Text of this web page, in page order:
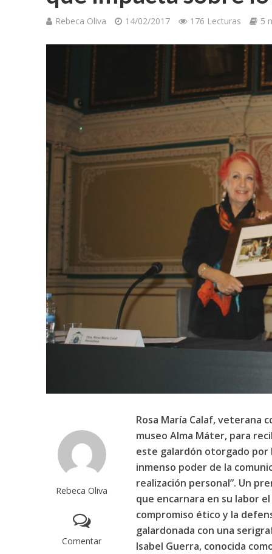
Rebeca Oliva 14/02/2017 176 Lecturas 5
Rebeca Oliva
Comentar
Rosa María Calaf, veterana
museo Alma Máter, para
este galardón otorgado por
inmenso poder de la
realización personal”. Un
que encarnara en su labor
compromiso ético y la
galardonada con una
Isabel Guerra, conocida